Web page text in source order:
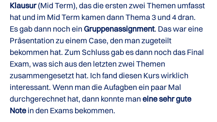
Klausur(Mid Term), das die ersten zwei Themen umfasst
hat und im Mid Term kamen dann Thema 3 und 4 dran.
Es gab dann noch ein Gruppenassignment. Das war eine
Präsentation zu einem Case, den man zugeteilt
bekommen hat. Zum Schluss gab es dann noch das Final
Exam, was sich aus den letzten zwei Themen
zusammengesetzt hat. Ich fand diesen Kurs wirklich
interessant. Wenn man die Aufagben ein paar Mal
durchgerechnet hat, dann konnte man eine sehr gute
Note in den Exams bekommen.